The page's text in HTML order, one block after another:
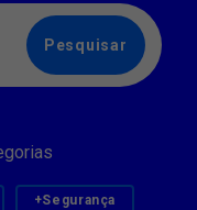
+Segurança